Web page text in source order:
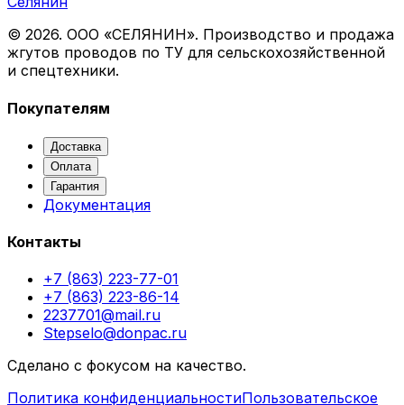
© 2026. ООО «СЕЛЯНИН». Производство и продажа
жгутов проводов по ТУ для сельскохозяйственной
и спецтехники.
Покупателям
Доставка
Оплата
Гарантия
Документация
Контакты
+7 (863) 223-77-01
+7 (863) 223-86-14
2237701@mail.ru
Stepselo@donpac.ru
Сделано с фокусом на качество.
Политика конфиденциальностиПользовательское